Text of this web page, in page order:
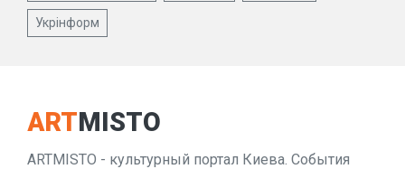
Укрінформ
ARTMISTO
ARTMISTO - культурный портал Киева. События